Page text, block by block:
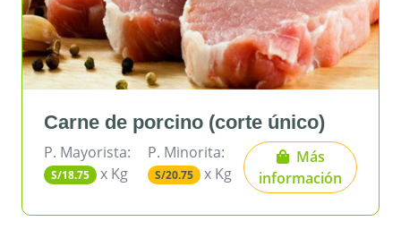
de porcino (corte único)
x Kg
P. Minorita:
S/20.75 x Kg
Más
información
P.
S/21.50